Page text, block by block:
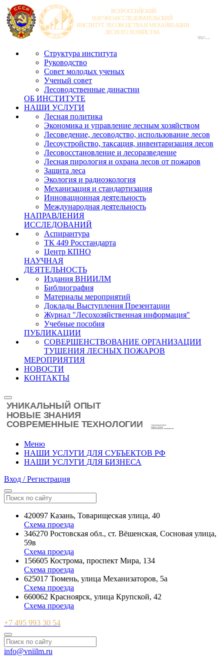
Структура института
Руководство
Совет молодых ученых
Ученый совет
Лесоводственные династии
ОБ ИНСТИТУТЕ
НАШИ УСЛУГИ
Лесная политика
Экономика и управление лесным хозяйством
Лесоведение, лесоводство, использование лесов
Лесоустройство, таксация, инвентаризация лесов
Лесовосстановление и лесоразведение
Лесная пирология и охрана лесов от пожаров
Защита леса
Экология и радиоэкология
Механизация и стандартизация
Инновационная деятельность
Международная деятельность
НАПРАВЛЕНИЯ
ИССЛЕДОВАНИЙ
Аспирантура
ТК 449 Росстандарта
Центр КПНО
НАУЧНАЯ
ДЕЯТЕЛЬНОСТЬ
Издания ВНИИЛМ
Библиография
Материалы мероприятий
Доклады Выступления Презентации
Журнал "Лесохозяйственная информация"
Учебные пособия
ПУБЛИКАЦИИ
СОВЕРШЕНСТВОВАНИЕ ОРГАНИЗАЦИИ
ТУШЕНИЯ ЛЕСНЫХ ПОЖАРОВ
МЕРОПРИЯТИЯ
НОВОСТИ
КОНТАКТЫ
Меню
НАШИ УСЛУГИ ДЛЯ СУБЪЕКТОВ РФ
НАШИ УСЛУГИ ДЛЯ БИЗНЕСА
Вход / Регистрация
420097 Казань, Товарищеская улица, 40
Схема проезда
346270 Ростовская обл., ст. Вёшенская, Сосновая улица,
59в
Схема проезда
156605 Кострома, проспект Мира, 134
Схема проезда
625017 Тюмень, улица Механизаторов, 5а
Схема проезда
660062 Красноярск, улица Крупской, 42
Схема проезда
+7 495 993 30 54
info@vniilm.ru